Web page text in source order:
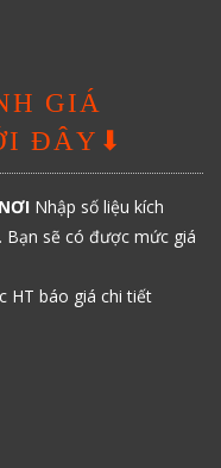
GIÁ
ĐÂY⬇
Nhập số liệu kích
Bạn sẽ có được mức giá
HT báo giá chi tiết